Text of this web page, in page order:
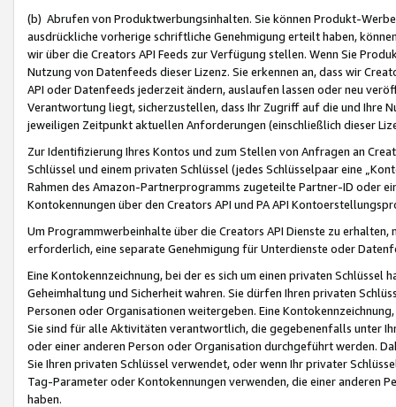
(b) Abrufen von Produktwerbungsinhalten. Sie können Produkt-
ausdrückliche vorherige schriftliche Genehmigung erteilt haben,
wir über die Creators API Feeds zur Verfügung stellen. Wenn Sie
Nutzung von Datenfeeds dieser Lizenz. Sie erkennen an, dass wir
API oder Datenfeeds jederzeit ändern, auslaufen lassen oder neu
Verantwortung liegt, sicherzustellen, dass Ihr Zugriff auf die und Ihre
jeweiligen Zeitpunkt aktuellen Anforderungen (einschließlich dieser
Zur Identifizierung Ihres Kontos und zum Stellen von Anfragen an
Schlüssel und einem privaten Schlüssel (jedes Schlüsselpaar eine
Rahmen des Amazon-Partnerprogramms zugeteilte Partner-ID oder
Kontokennungen über den Creators API und PA API
Um Programmwerbeinhalte über die Creators API Dienste zu
erforderlich, eine separate Genehmigung für Unterdienste oder
Eine Kontokennzeichnung, bei der es sich um einen privaten
Geheimhaltung und Sicherheit wahren. Sie dürfen Ihren privaten
Personen oder Organisationen weitergeben. Eine
Sie sind für alle Aktivitäten verantwortlich, die gegebenenfalls unter
oder einer anderen Person oder Organisation durchgeführt werden.
Sie Ihren privaten Schlüssel verwendet, oder wenn Ihr privater
Tag-Parameter oder Kontokennungen verwenden, die einer anderen
haben.